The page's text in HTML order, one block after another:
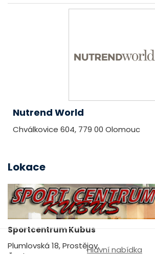
Nutrend World
Chválkovice 604, 779 00 Olomouc
Lokace
Sportcentrum Kubus
Plumlovská 18, Prostějov,Hlavní nabídka